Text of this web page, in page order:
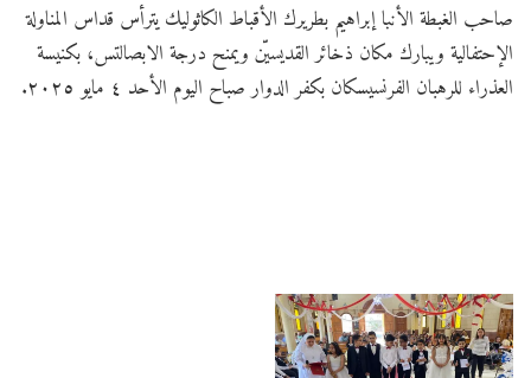
صاحب الغبطة الأنبا إبراهيم بطريرك الأقباط الكاثوليك يترأس قداس المناولة
الإحتفالية ويبارك مكان ذخائر القديسيّن ويمنح درجة الابصالتس، بكنيسة
العذراء للرهبان الفرنسيسكان بكفر الدوار صباح اليوم الأحد ٤ مايو ٢٠٢٥.